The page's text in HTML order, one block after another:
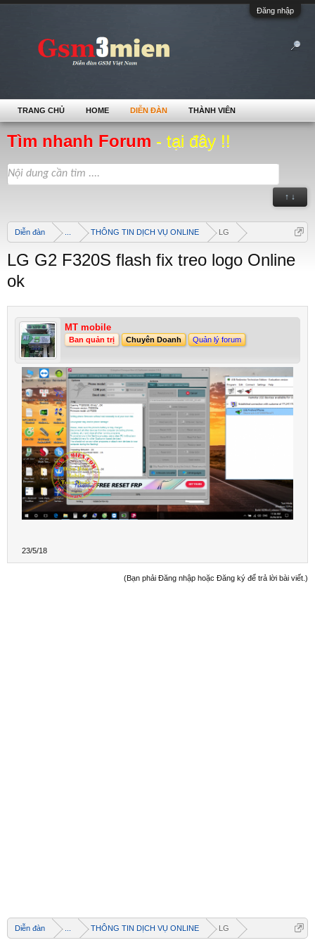
Đăng nhập
Tìm nhanh Forum - tại đây !!
↑ ↓
Diễn đàn THÔNG TIN DỊCH VỤ ONLINE LG
LG G2 F320S flash fix treo logo Online
ok
MT mobile
Ban quản trị Chuyên Doanh Quản lý forum
23/5/18
(Bạn phải Đăng nhập hoặc Đăng ký để trả lời bài viết.)
Diễn đàn THÔNG TIN DỊCH VỤ ONLINE LG
TRANG CHỦ HOME DIỄN ĐÀN THÀNH VIÊN